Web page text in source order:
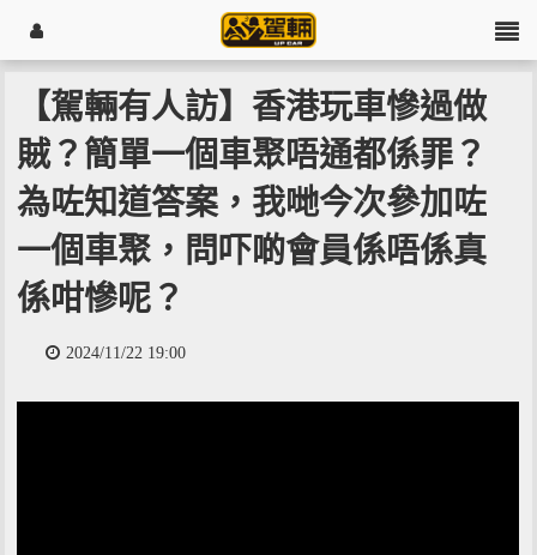
【駕輛有人訪】香港玩車慘過做
賊？簡單一個車聚唔通都係罪？
為咗知道答案，我哋今次參加咗
一個車聚，問吓啲會員係唔係真
係咁慘呢？
2024/11/22 19:00